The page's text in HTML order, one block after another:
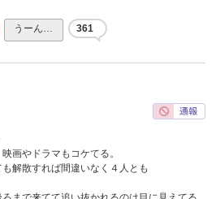
うーん… 361
画やドラマもコケてる。
解散すれば間違いなく４人とも